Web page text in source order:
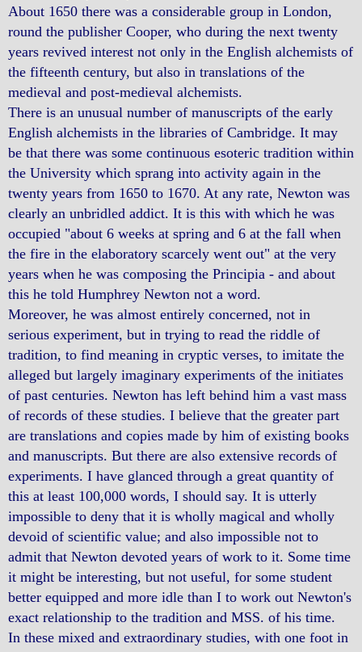
About 1650 there was a considerable group in London,
round the publisher Cooper, who during the next twenty
years revived interest not only in the English alchemists of
the fifteenth century, but also in translations of the
medieval and post-medieval alchemists.
There is an unusual number of manuscripts of the early
English alchemists in the libraries of Cambridge. It may
be that there was some continuous esoteric tradition within
the University which sprang into activity again in the
twenty years from 1650 to 1670. At any rate, Newton was
clearly an unbridled addict. It is this with which he was
occupied "about 6 weeks at spring and 6 at the fall when
the fire in the elaboratory scarcely went out" at the very
years when he was composing the Principia - and about
this he told Humphrey Newton not a word.
Moreover, he was almost entirely concerned, not in
serious experiment, but in trying to read the riddle of
tradition, to find meaning in cryptic verses, to imitate the
alleged but largely imaginary experiments of the initiates
of past centuries. Newton has left behind him a vast mass
of records of these studies. I believe that the greater part
are translations and copies made by him of existing books
and manuscripts. But there are also extensive records of
experiments. I have glanced through a great quantity of
this at least 100,000 words, I should say. It is utterly
impossible to deny that it is wholly magical and wholly
devoid of scientific value; and also impossible not to
admit that Newton devoted years of work to it. Some time
it might be interesting, but not useful, for some student
better equipped and more idle than I to work out Newton's
exact relationship to the tradition and MSS. of his time.
In these mixed and extraordinary studies, with one foot in